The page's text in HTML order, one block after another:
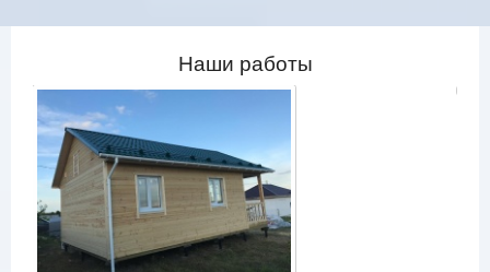
Наши работы